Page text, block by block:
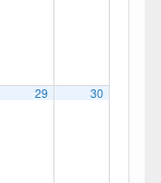
29 30